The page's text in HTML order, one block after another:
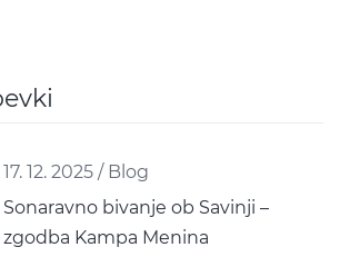
17. 12. 2025 / Blog
Sonaravno bivanje ob Savinji –
zgodba Kampa Menina